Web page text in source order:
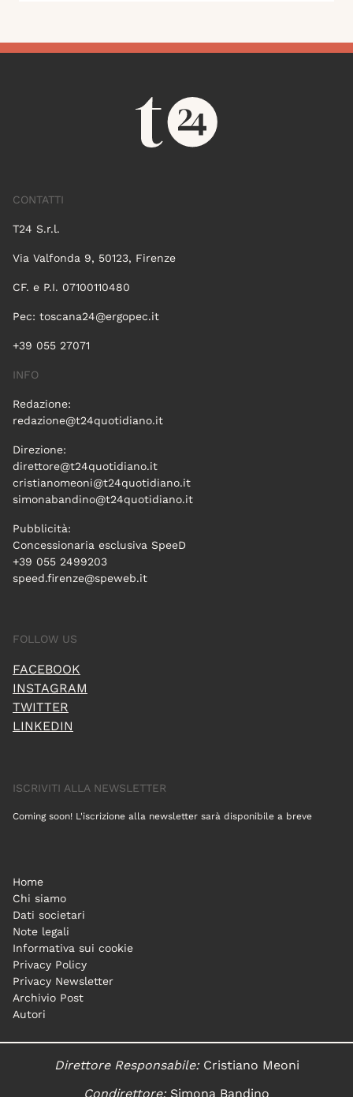
CONTATTI
T24 S.r.l.
Via Valfonda 9, 50123, Firenze
CF. e P.I. 07100110480
Pec: toscana24@ergopec.it
+39 055 27071
INFO
Redazione:
redazione@t24quotidiano.it
Direzione:
direttore@t24quotidiano.it
cristianomeoni@t24quotidiano.it
simonabandino@t24quotidiano.it
Pubblicità:
Concessionaria esclusiva SpeeD
+39 055 2499203
speed.firenze@speweb.it
FOLLOW US
FACEBOOK
INSTAGRAM
TWITTER
LINKEDIN
ISCRIVITI ALLA NEWSLETTER
Coming soon! L'iscrizione alla newsletter sarà disponibile a breve
Home
Chi siamo
Dati societari
Note legali
Informativa sui cookie
Privacy Policy
Privacy Newsletter
Archivio Post
Autori
Direttore Responsabile:Cristiano Meoni
Condirettore:Simona Bandino